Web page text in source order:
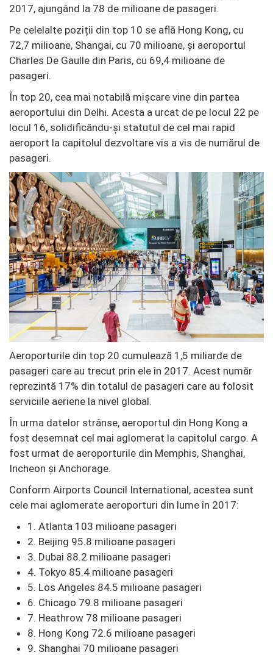
2017, ajungând la 78 de milioane de pasageri.
Pe celelalte poziții din top 10 se află Hong Kong, cu
72,7 milioane, Shangai, cu 70 milioane, și aeroportul
Charles De Gaulle din Paris, cu 69,4 milioane de
pasageri.
În top 20, cea mai notabilă mișcare vine din partea
aeroportului din Delhi. Acesta a urcat de pe locul 22 pe
locul 16, solidificându-și statutul de cel mai rapid
aeroport la capitolul dezvoltare vis a vis de numărul de
pasageri.
Aeroporturile din top 20 cumulează 1,5 miliarde de
pasageri care au trecut prin ele în 2017. Acest număr
reprezintă 17% din totalul de pasageri care au folosit
serviciile aeriene la nivel global.
În urma datelor strânse, aeroportul din Hong Kong a
fost desemnat cel mai aglomerat la capitolul cargo. A
fost urmat de aeroporturile din Memphis, Shanghai,
Incheon și Anchorage.
Conform Airports Council International, acestea sunt
cele mai aglomerate aeroporturi din lume în 2017:
1. Atlanta 103 milioane pasageri
2. Beijing 95.8 milioane pasageri
3. Dubai 88.2 milioane pasageri
4. Tokyo 85.4 milioane pasageri
5. Los Angeles 84.5 milioane pasageri
6. Chicago 79.8 milioane pasageri
7. Heathrow 78 milioane pasageri
8. Hong Kong 72.6 milioane pasageri
9. Shanghai 70 milioane pasageri